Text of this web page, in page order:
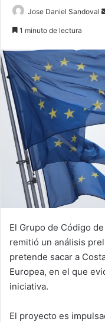
Jose Daniel Sandoval
1 minuto de lectura
El Grupo de Código
remitió un análisis
pretende sacar a
Europea, en el que
iniciativa.
El proyecto es